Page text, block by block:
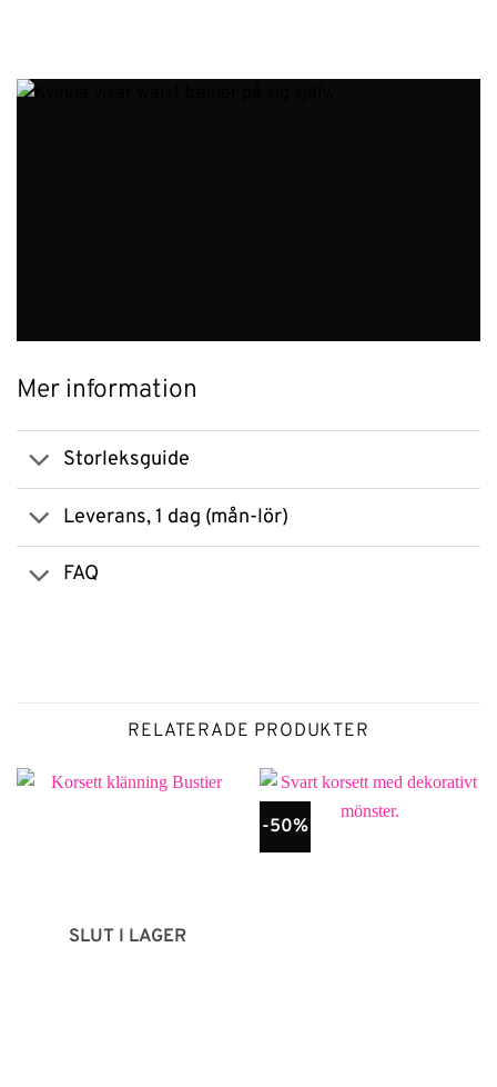
Mer information
Storleksguide
Leverans, 1 dag (mån-lör)
FAQ
RELATERADE PRODUKTER
SLUT I LAGER
-50%